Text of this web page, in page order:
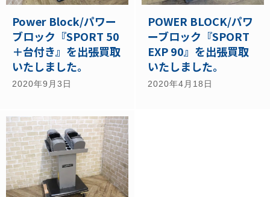
Power Block/パワー
ブロック『SPORT 50
＋台付き』を出張買取
いたしました。
2020年9月3日
POWER BLOCK/パワ
ーブロック『SPORT
EXP 90』を出張買取
いたしました。
2020年4月18日